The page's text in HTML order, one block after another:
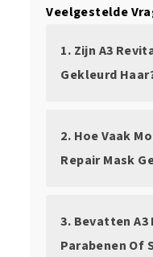
Veelgestelde
1. Zijn A3
Gekleurd
2. Hoe Vaak
Repair Mask
3. Bevatten
Parabenen Of